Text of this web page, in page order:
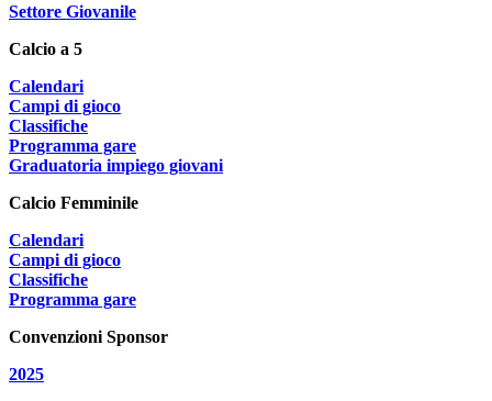
Settore Giovanile
Calcio a 5
Calendari
Campi di gioco
Classifiche
Programma gare
Graduatoria impiego giovani
Calcio Femminile
Calendari
Campi di gioco
Classifiche
Programma gare
Convenzioni Sponsor
2025